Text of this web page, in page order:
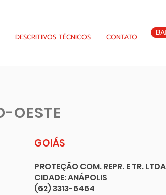
DESCRITIVOS TÉCNICOS CONTATO
OESTE
GOIÁS
PROTEÇÃO COM. REPR. E TR. LTDA
CIDADE: ANÁPOLIS
(62)3313-6464